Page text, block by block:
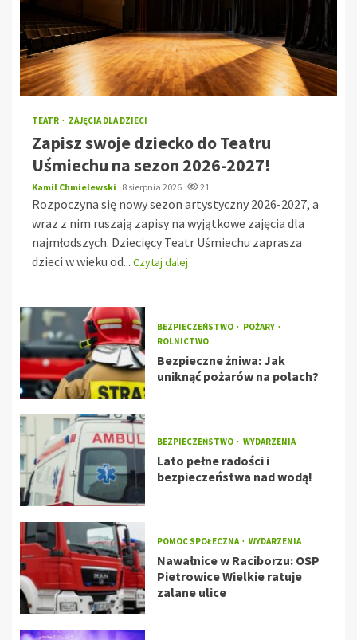
TEATR ZAJĘCIA DLA DZIECI
Zapisz swoje dziecko do Teatru
Uśmiechu na sezon 2026-2027!
Kamil Chmielewski 8 sierpnia 2026 21
Rozpoczyna się nowy sezon artystyczny 2026-2027, a
wraz z nim ruszają zapisy na wyjątkowe zajęcia dla
najmłodszych. Dziecięcy Teatr Uśmiechu zaprasza
dzieci w wieku od... Czytaj dalej
BEZPIECZEŃSTWO
POŻARY
ROLNICTWO
Bezpieczne żniwa: Jak
uniknąć pożarów na polach?
BEZPIECZEŃSTWO WYDARZENIA
Lato pełne radości i
bezpieczeństwa nad wodą!
POMOC SPOŁECZNA WYDARZENIA
Nawałnice w Raciborzu: OSP
Pietrowice Wielkie ratuje
zalane ulice